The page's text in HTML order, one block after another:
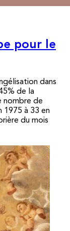
pour le
dans
de la
nombre de
1975 à 33 en
du mois